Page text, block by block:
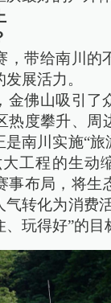
，带给南川的
展活力。
金佛山吸引了
热度攀升、周
是南川实施“
大工程的生
事布局，将生
气转化为消费
玩得好”的目